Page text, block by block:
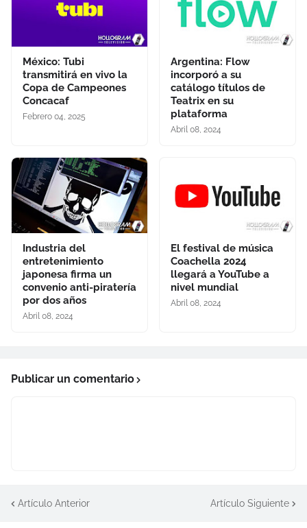
México: Tubi
transmitirá en vivo la
Copa de Campeones
Concacaf
Febrero 04, 2025
Argentina: Flow
incorporó a su
catálogo títulos de
Teatrix en su
plataforma
Abril 08, 2024
Industria del
entretenimiento
japonesa firma un
convenio anti-piratería
por dos años
Abril 08, 2024
El festival de música
Coachella 2024
llegará a YouTube a
nivel mundial
Abril 08, 2024
Publicar un comentario
Artículo Anterior Artículo Siguiente